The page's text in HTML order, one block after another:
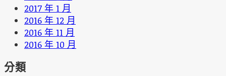
2017 年 1 月
2016 年 12 月
2016 年 11 月
2016 年 10 月
分類